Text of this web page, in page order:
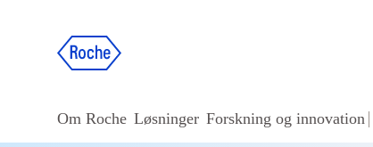
Om Roche Løsninger Forskning og innovation